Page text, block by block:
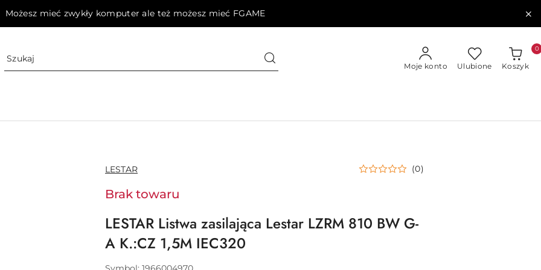
Możesz mieć zwykły komputer ale też możesz mieć FGAME
Moje konto Ulubione Koszyk
0
NAZWA
PRODUCENTA:
LESTAR (0)
Brak towaru
LESTAR Listwa zasilająca Lestar LZRM 810 BW G-
A K.:CZ 1,5M IEC320